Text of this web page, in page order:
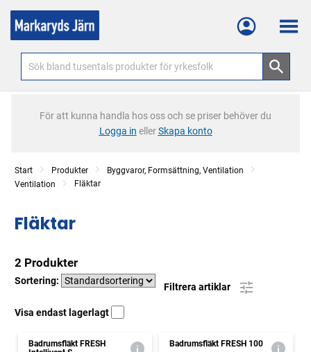
Meny
För att kunna handla hos oss och se priser behöver du
Logga in ellerSkapa konto
Start Produkter
Byggvaror, Formsättning, Ventilation
Ventilation
Fläktar
Fläktar
2 Produkter
Sortering:
Filtrera artiklar
Visa endast lagerlagt
Badrumsfläkt FRESH
Badrumsfläkt FRESH 100